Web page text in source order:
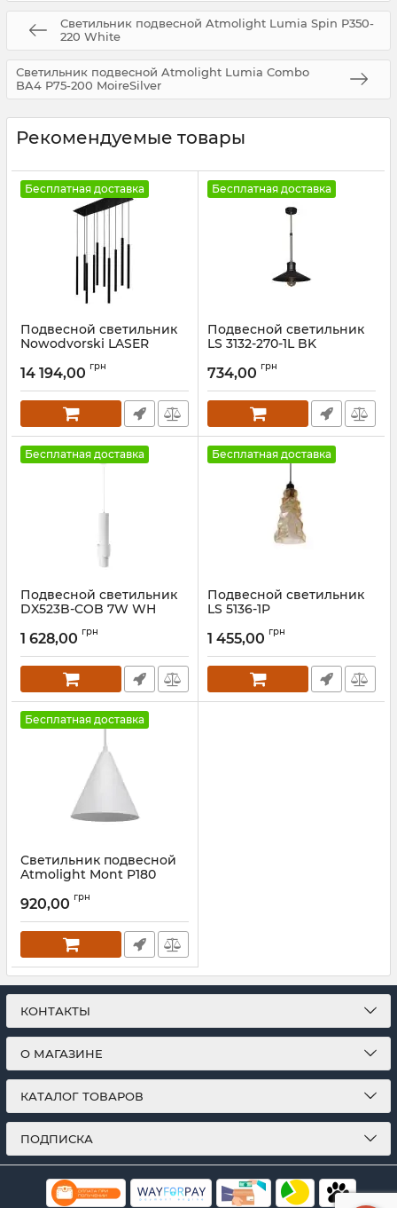
Светильник подвесной Atmolight Lumia Spin P350-
220 White
Светильник подвесной Atmolight Lumia Combo
BA4 P75-200 MoireSilver
Рекомендуемые товары
Бесплатная доставка
Подвесной светильник
Nowodvorski LASER
Артикул:8923
14 194,00 грн
Бесплатная доставка
Подвесной светильник
LS 3132-270-1L BK
734,00 грн
Бесплатная доставка
Подвесной светильник
DX523B-COB 7W WH
Артикул:26881
1 628,00 грн
Бесплатная доставка
Подвесной светильник
LS 5136-1P
1 455,00 грн
Бесплатная доставка
Светильник подвесной
Atmolight Mont P180
Артикул:1351112
920,00 грн
КОНТАКТЫ
О МАГАЗИНЕ
КАТАЛОГ ТОВАРОВ
ПОДПИСКА